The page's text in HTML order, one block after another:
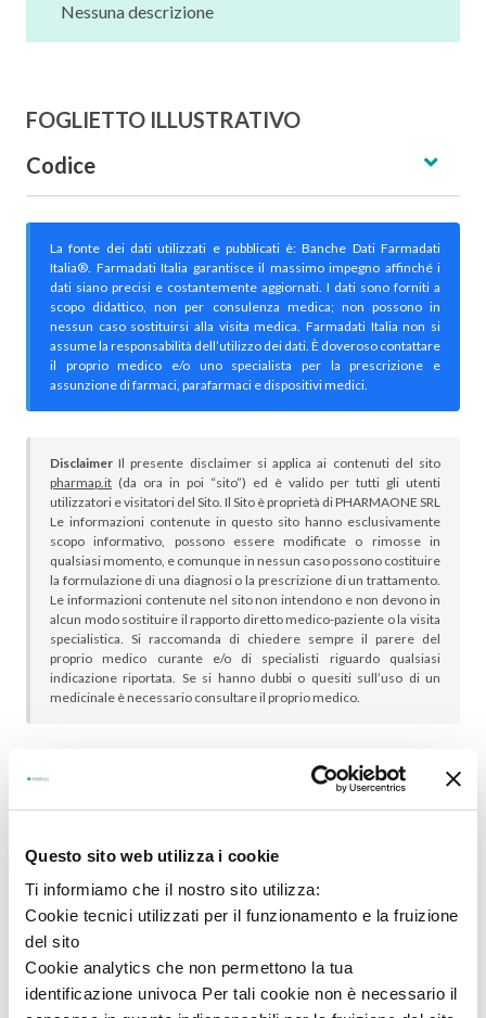
Questo sito web utilizza i cookie
Ti informiamo che il nostro sito utilizza:
Cookie tecnici utilizzati per il funzionamento e la fruizione
del sito
Cookie analytics che non permettono la tua
identificazione univoca Per tali cookie non è necessario il
Nessuna descrizione
FOGLIETTO ILLUSTRATIVO
Codice
La fonte dei dati utilizzati e pubblicati è: Banche Dati Farmadati
Italia®. Farmadati Italia garantisce il massimo impegno affinché i
dati siano precisi e costantemente aggiornati. I dati sono forniti a
scopo didattico, non per consulenza medica; non possono in
nessun caso sostituirsi alla visita medica. Farmadati Italia non si
assume la responsabilità dell’utilizzo dei dati. È doveroso contattare
il proprio medico e/o uno specialista per la prescrizione e
assunzione di farmaci, parafarmaci e dispositivi medici.
Disclaimer Il presente disclaimer si applica ai contenuti del sito
pharmap.it (da ora in poi “sito”) ed è valido per tutti gli utenti
utilizzatori e visitatori del Sito. Il Sito è proprietà di PHARMAONE SRL
Le informazioni contenute in questo sito hanno esclusivamente
scopo informativo, possono essere modificate o rimosse in
qualsiasi momento, e comunque in nessun caso possono costituire
la formulazione di una diagnosi o la prescrizione di un trattamento.
Le informazioni contenute nel sito non intendono e non devono in
alcun modo sostituire il rapporto diretto medico-paziente o la visita
specialistica. Si raccomanda di chiedere sempre il parere del
proprio medico curante e/o di specialisti riguardo qualsiasi
indicazione riportata. Se si hanno dubbi o quesiti sull’uso di un
medicinale è necessario consultare il proprio medico.